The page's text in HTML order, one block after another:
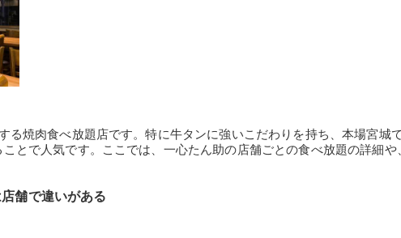
る焼肉食べ放題店です。特に牛タンに強いこだわりを持ち、本場宮城
とで人気です。ここでは、一心たん助の店舗ごとの食べ放題の詳細や
舗で違いがある